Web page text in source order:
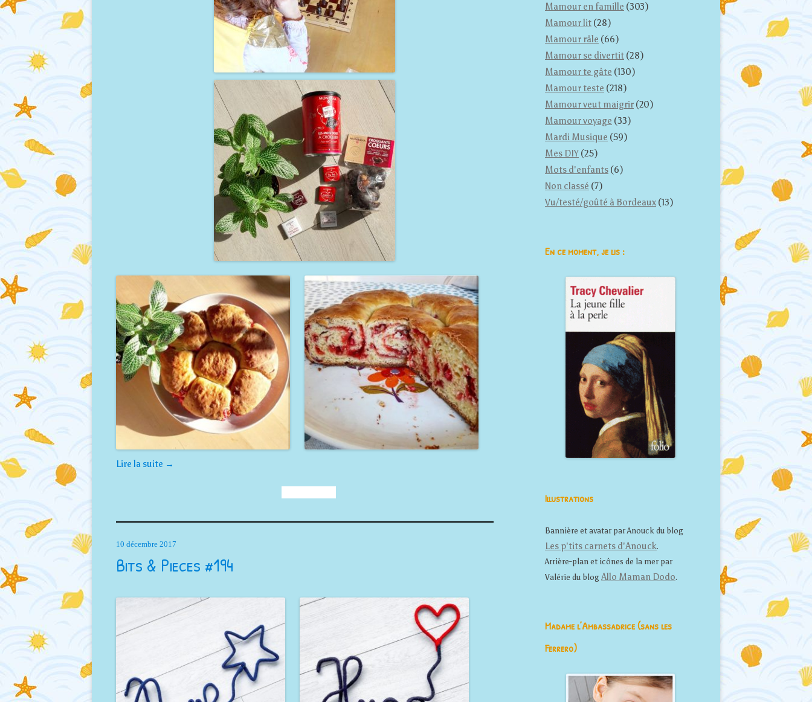
Lire la suite →
10 décembre 2017
Bits & Pieces #194
Mamour en famille (303)
Mamour lit (28)
Mamour râle (66)
Mamour se divertit (28)
Mamour te gâte (130)
Mamour teste (218)
Mamour veut maigrir (20)
Mamour voyage (33)
Mardi Musique (59)
Mes DIY (25)
Mots d'enfants (6)
Non classé (7)
Vu/testé/goûté à Bordeaux (13)
En ce moment, je lis :
Illustrations
Bannière et avatar par Anouck du blog
Les p'tits carnets d'Anouck.
Arrière-plan et icônes de la mer par
Valérie du blog Allo Maman Dodo.
Madame l’Ambassadrice (sans les
Ferrero)